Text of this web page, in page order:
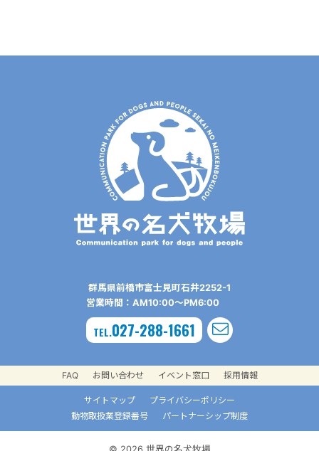
群⾺県前橋市富⼠⾒町⽯井2252-1
営業時間：AM10:00〜PM6:00
TEL.027-288-1661
FAQ お問い合わせ イベント窓口 採用情報
サイトマップ
プライバシーポリシー
動物取扱業登録番号
パートナーシップ制度